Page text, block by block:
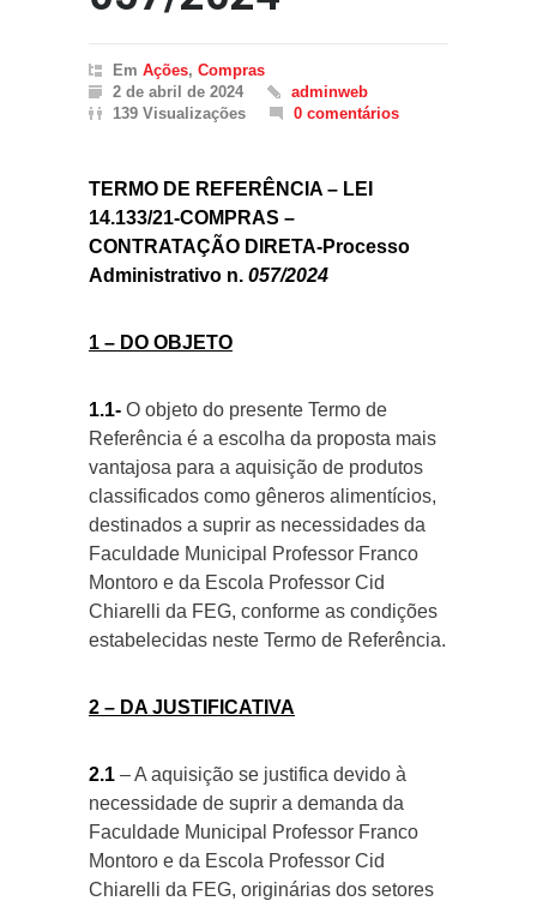
Em Ações, Compras
2 de abril de 2024
adminweb
139 Visualizações
0 comentários
TERMO DE REFERÊNCIA – LEI
14.133/21-COMPRAS –
CONTRATAÇÃO DIRETA-Processo
Administrativo n. 057/2024
1 – DO OBJETO
1.1- O objeto do presente Termo de
Referência é a escolha da proposta mais
vantajosa para a aquisição de produtos
classificados como gêneros alimentícios,
destinados a suprir as necessidades da
Faculdade Municipal Professor Franco
Montoro e da Escola Professor Cid
Chiarelli da FEG, conforme as condições
estabelecidas neste Termo de Referência.
2 – DA JUSTIFICATIVA
2.1 – A aquisição se justifica devido à
necessidade de suprir a demanda da
Faculdade Municipal Professor Franco
Montoro e da Escola Professor Cid
Chiarelli da FEG, originárias dos setores